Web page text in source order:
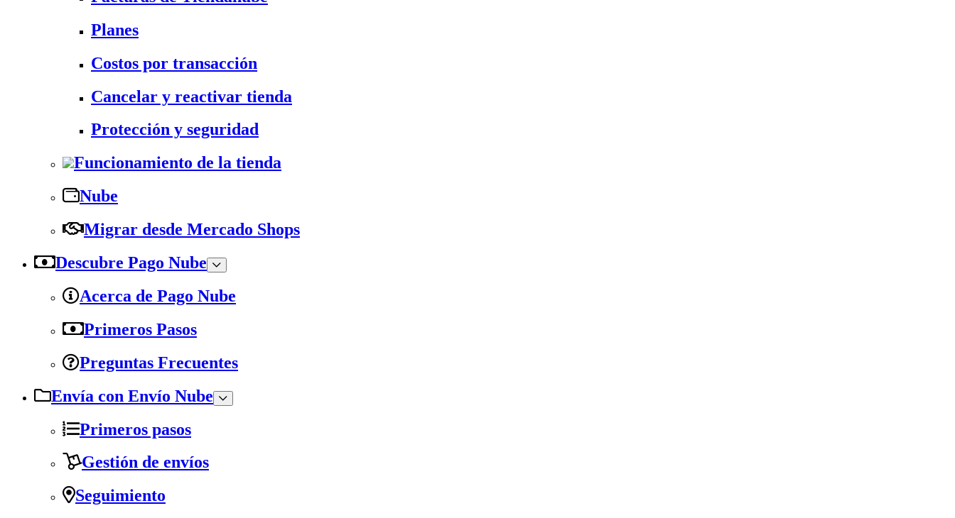
Planes
Costos por transacción
Cancelar y reactivar tienda
Protección y seguridad
Funcionamiento de la tienda
Nube
Migrar desde Mercado Shops
Descubre Pago Nube
Acerca de Pago Nube
Primeros Pasos
Preguntas Frecuentes
Envía con Envío Nube
Primeros pasos
Gestión de envíos
Seguimiento